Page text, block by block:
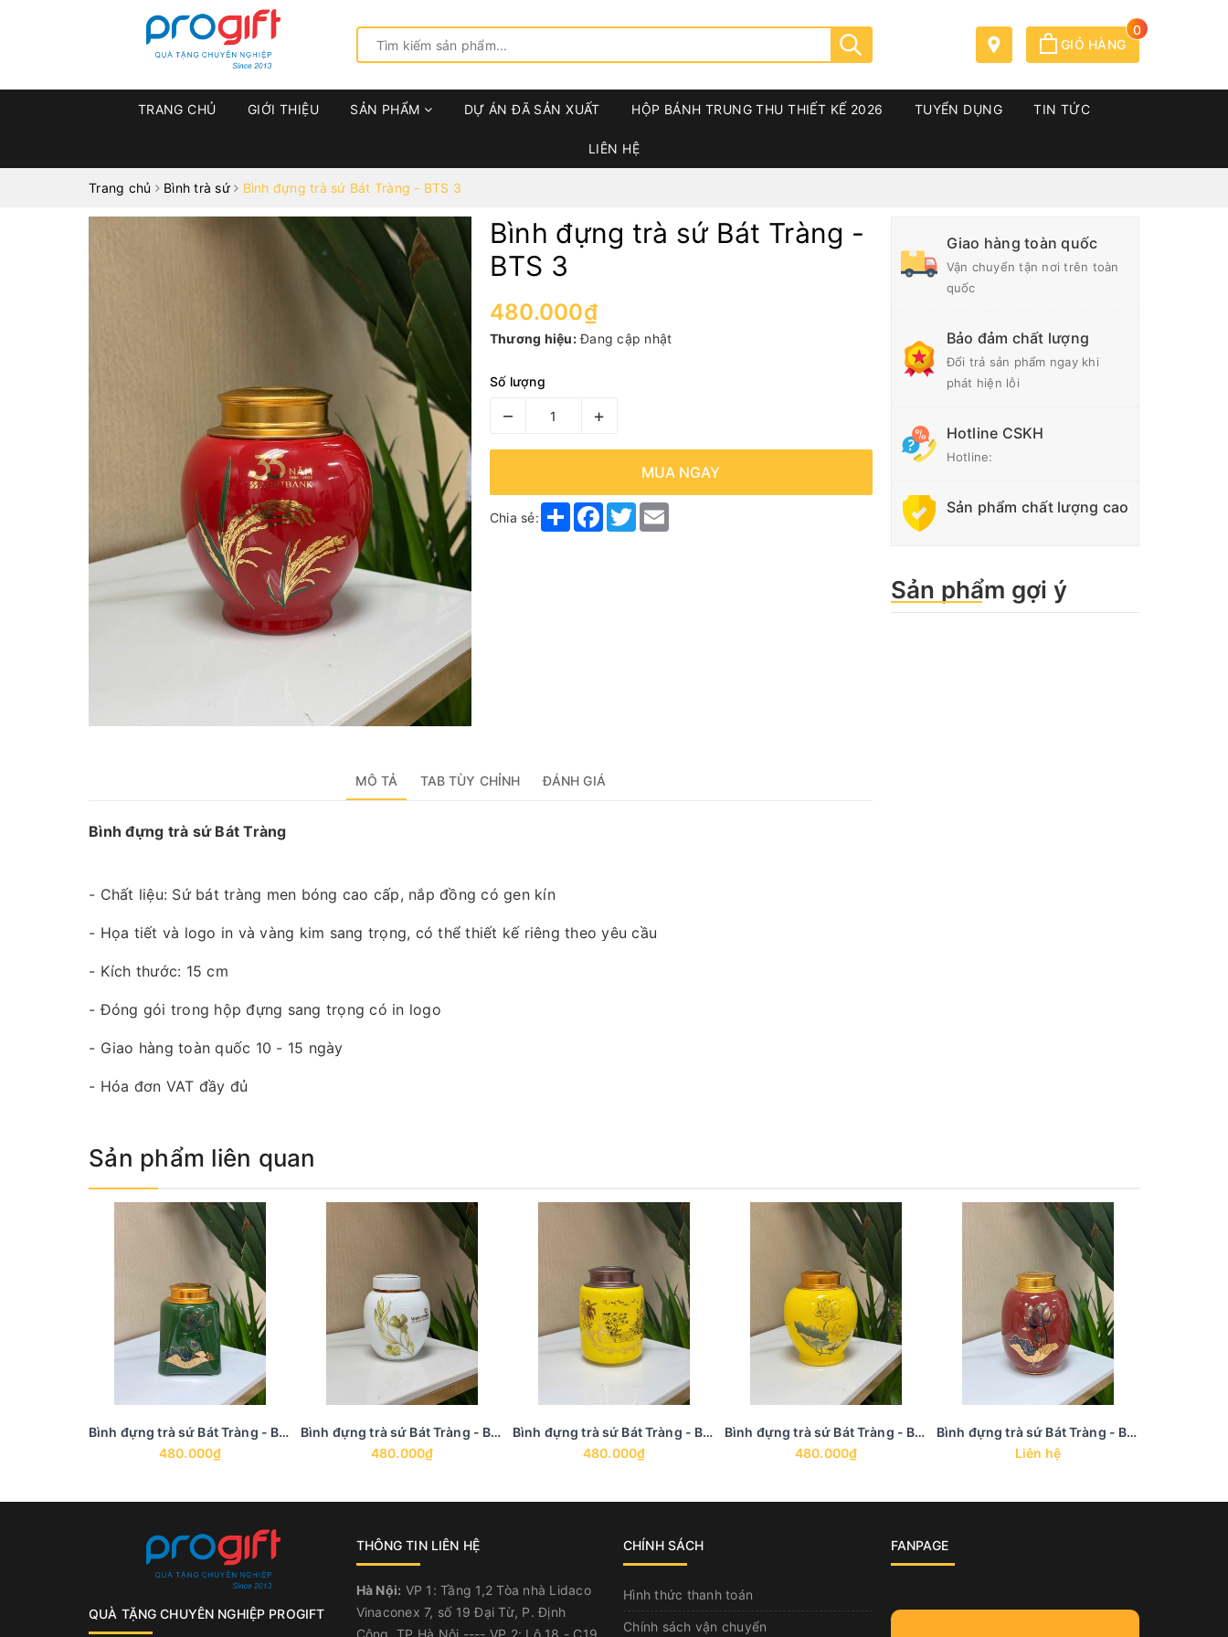
GIỎ HÀNG
0
TRANG CHỦ GIỚI THIỆU SẢN PHẨM DỰ ÁN ĐÃ SẢN XUẤT HỘP BÁNH TRUNG THU THIẾT KẾ 2026 TUYỂN DỤNG TIN TỨC
LIÊN HỆ
Trang chủ Bình trà sứ Bình đựng trà sứ Bát Tràng - BTS 3
Bình đựng trà sứ Bát Tràng -
BTS 3
480.000₫
Thương hiệu: Đang cập nhật
Số lượng
– +
MUA NGAY
Chia sẻ: ShareFacebook
TwitterEmail
MÔ TẢ TAB TÙY CHỈNH ĐÁNH GIÁ
Bình đựng trà sứ Bát Tràng
- Chất liệu: Sứ bát tràng men bóng cao cấp, nắp đồng có gen kín
- Họa tiết và logo in và vàng kim sang trọng, có thể thiết kế riêng theo yêu cầu
- Kích thước: 15 cm
- Đóng gói trong hộp đựng sang trọng có in logo
- Giao hàng toàn quốc 10 - 15 ngày
- Hóa đơn VAT đầy đủ
Giao hàng toàn quốc
Vận chuyển tận nơi trên toàn
quốc
Bảo đảm chất lượng
Đổi trả sản phẩm ngay khi
phát hiện lỗi
Hotline CSKH
Hotline:
Sản phẩm chất lượng cao
Sản phẩm gợi ý
Sản phẩm liên quan
Bình đựng trà sứ Bát Tràng - BTS 20
480.000₫
Bình đựng trà sứ Bát Tràng - BTS 19
480.000₫
Bình đựng trà sứ Bát Tràng - BTS 18
480.000₫
Bình đựng trà sứ Bát Tràng - BTS 17
480.000₫
Bình đựng trà sứ Bát Tràng - BTS 16
Liên hệ
QUÀ TẶNG CHUYÊN NGHIỆP PROGIFT
THÔNG TIN LIÊN HỆ
Hà Nội: VP 1: Tầng 1,2 Tòa nhà Lidaco
Vinaconex 7, số 19 Đại Từ, P. Định
CHÍNH SÁCH
Hình thức thanh toán
Chính sách vận chuyển
FANPAGE